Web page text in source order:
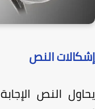
النص
النص